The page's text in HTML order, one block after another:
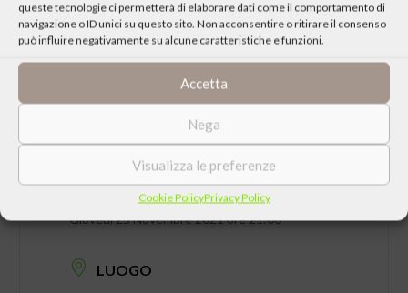
queste tecnologie ci permetterà di elaborare dati come il comportamento di
navigazione o ID unici su questo sito. Non acconsentire o ritirare il consenso
può influire negativamente su alcune caratteristiche e funzioni.
Accetta
Nega
Visualizza le preferenze
Cookie PolicyPrivacy Policy
Giovedì 25 Novembre 2021 ore 21:00
LUOGO